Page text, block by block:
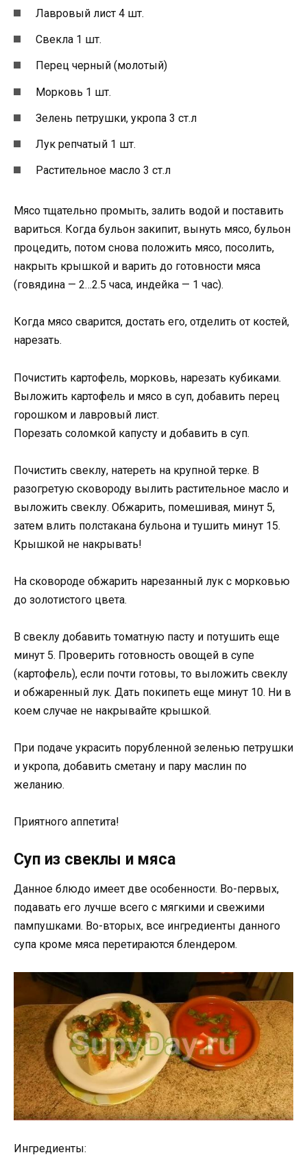
Лавровый лист 4 шт.
Свекла 1 шт.
Перец черный (молотый)
Морковь 1 шт.
Зелень петрушки, укропа 3 ст.л
Лук репчатый 1 шт.
Растительное масло 3 ст.л
Мясо тщательно промыть, залить водой и поставить
вариться. Когда бульон закипит, вынуть мясо, бульон
процедить, потом снова положить мясо, посолить,
накрыть крышкой и варить до готовности мяса
(говядина — 2…2.5 часа, индейка — 1 час).
Когда мясо сварится, достать его, отделить от костей,
нарезать.
Почистить картофель, морковь, нарезать кубиками.
Выложить картофель и мясо в суп, добавить перец
горошком и лавровый лист.
Порезать соломкой капусту и добавить в суп.
Почистить свеклу, натереть на крупной терке. В
разогретую сковороду вылить растительное масло и
выложить свеклу. Обжарить, помешивая, минут 5,
затем влить полстакана бульона и тушить минут 15.
Крышкой не накрывать!
На сковороде обжарить нарезанный лук с морковью
до золотистого цвета.
В свеклу добавить томатную пасту и потушить еще
минут 5. Проверить готовность овощей в супе
(картофель), если почти готовы, то выложить свеклу
и обжаренный лук. Дать покипеть еще минут 10. Ни в
коем случае не накрывайте крышкой.
При подаче украсить порубленной зеленью петрушки
и укропа, добавить сметану и пару маслин по
желанию.
Приятного аппетита!
Суп из свеклы и мяса
Данное блюдо имеет две особенности. Во-первых,
подавать его лучше всего с мягкими и свежими
пампушками. Во-вторых, все ингредиенты данного
супа кроме мяса перетираются блендером.
Ингредиенты: